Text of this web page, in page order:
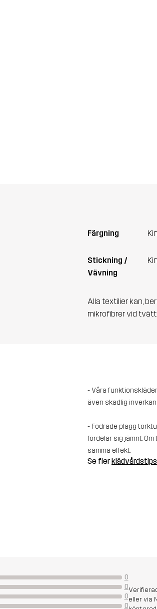
Färgning
Stickning /
Vävning
Alla textilier kan,
mikrofibrer vid tvätt.
- Våra
även skadlig inverkan
- Fodrade plagg
fördelar sig jämnt.
samma effekt.
Se fler
0
0
0
0
eller via